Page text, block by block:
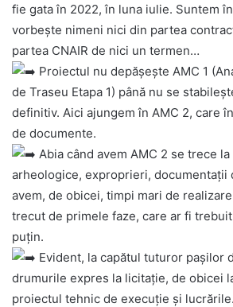
fie gata în 2022, în luna iulie. Suntem
vorbește nimeni nici din partea
partea CNAIR de nici un termen…
Proiectul nu depășește AMC 1
de Traseu Etapa 1) până nu se
definitiv. Aici ajungem în AMC 2, care
de documente.
Abia când avem AMC 2 se trece
arheologice, exproprieri, documentații
avem, de obicei, timpi mari de
trecut de primele faze, care ar fi
puțin.
Evident, la capătul tuturor pașilor
drumurile expres la licitație, de obicei
proiectul tehnic de execuție și lucrările.